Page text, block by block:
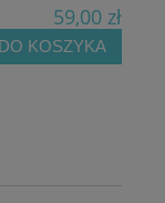
59,00 zł
DO KOSZYKA